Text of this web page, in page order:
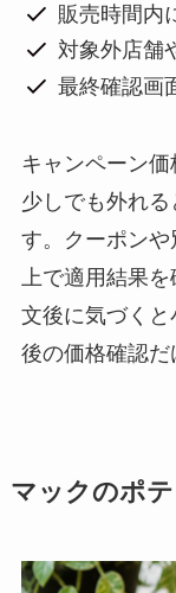
販売時間内
対象外店舗
最終確認画
キャンペーン
少しでも外れ
す。クーポン
上で適用結果
文後に気づく
後の価格確認だ
マックのポ